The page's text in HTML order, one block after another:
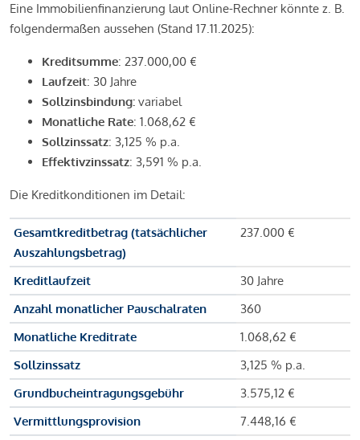
Eine Immobilienfinanzierung laut Online-Rechner könnte z. B.
folgendermaßen aussehen (Stand 17.11.2025):
Kreditsumme: 237.000,00 €
Laufzeit: 30 Jahre
Sollzinsbindung: variabel
Monatliche Rate: 1.068,62 €
Sollzinssatz: 3,125 % p.a.
Effektivzinssatz: 3,591 % p.a.
Die Kreditkonditionen im Detail:
Gesamtkreditbetrag (tatsächlicher
Auszahlungsbetrag)
237.000 €
Kreditlaufzeit
30 Jahre
Anzahl monatlicher Pauschalraten
360
Monatliche Kreditrate
1.068,62 €
Sollzinssatz
3,125 % p.a.
Grundbucheintragungsgebühr
3.575,12 €
Vermittlungsprovision
7.448,16 €